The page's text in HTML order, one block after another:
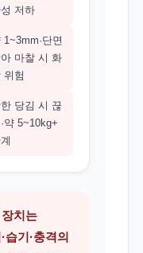
저하
1~3mm·단면
마찰 시 화
위험
당김 시 끊
약 5~10kg+
치는
습기·충격의